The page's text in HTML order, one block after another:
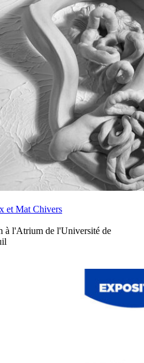
et Mat Chivers
à l'Atrium de l'Université de